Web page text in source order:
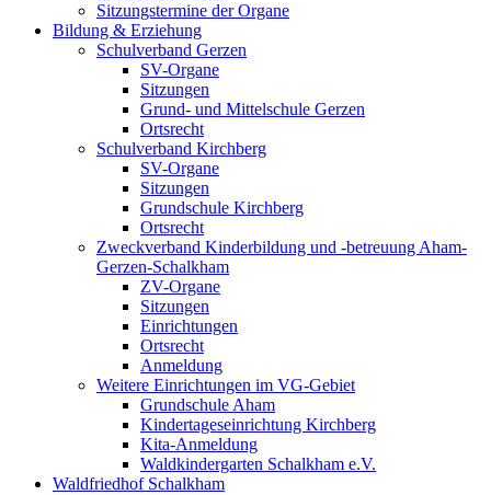
Sitzungstermine der Organe
Bildung & Erziehung
Schulverband Gerzen
SV-Organe
Sitzungen
Grund- und Mittelschule Gerzen
Ortsrecht
Schulverband Kirchberg
SV-Organe
Sitzungen
Grundschule Kirchberg
Ortsrecht
Zweckverband Kinderbildung und -betreuung Aham-
Gerzen-Schalkham
ZV-Organe
Sitzungen
Einrichtungen
Ortsrecht
Anmeldung
Weitere Einrichtungen im VG-Gebiet
Grundschule Aham
Kindertageseinrichtung Kirchberg
Kita-Anmeldung
Waldkindergarten Schalkham e.V.
Waldfriedhof Schalkham